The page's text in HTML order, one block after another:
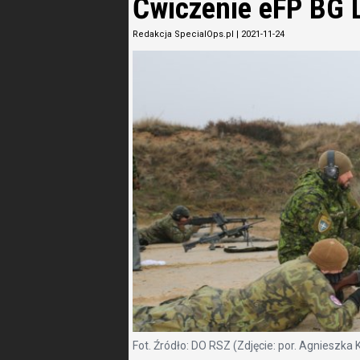
Ćwiczenie eFP BG
Redakcja SpecialOps.pl | 2021-11-24
Fot. Źródło: DO RSZ (Zdjęcie: por. Agnieszka